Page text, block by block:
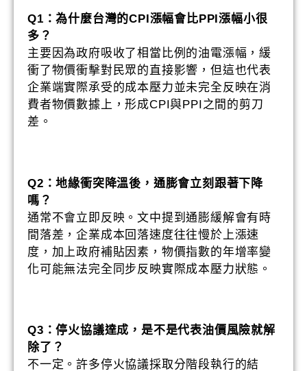
Q1：為什麼台灣的CPI漲幅會比PPI漲幅小很
多？
主要因為政府吸收了相當比例的油電漲幅，緩
衝了物價衝擊對民眾的直接影響，但這也代表
企業端實際承受的成本壓力並未完全反映在消
費者物價數據上，形成CPI與PPI之間的剪刀
差。
Q2：地緣衝突降溫後，通膨會立刻跟著下降
嗎？
通常不會立即反映。文中提到通膨緩解會有時
間落差，企業成本回落速度往往慢於上漲速
度，加上政府補貼因素，物價指數的年增率變
化可能無法完全同步反映實際成本壓力狀態。
Q3：停火協議達成，是不是代表油價風險就解
除了？
不一定。許多停火協議採取分階段執行的結